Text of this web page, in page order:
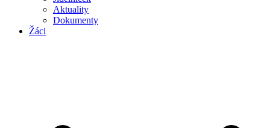
Aktuality
Dokumenty
Žáci